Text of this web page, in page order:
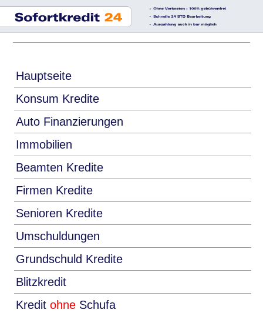
Hauptseite
Konsum Kredite
Auto Finanzierungen
Immobilien
Beamten Kredite
Firmen Kredite
Senioren Kredite
Umschuldungen
Grundschuld Kredite
Blitzkredit
Kreditohne Schufa